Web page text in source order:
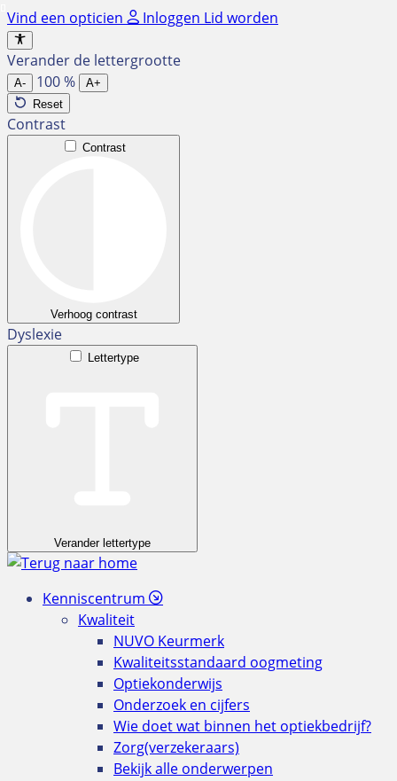
Ga
naar
de
inhoud
Vind een opticien Inloggen Lid worden
Verander de lettergrootte
A- 100%
A+
Reset
Contrast
Contrast
Verhoog contrast
Dyslexie
Lettertype
Verander lettertype
Kenniscentrum
Kwaliteit
NUVO Keurmerk
Kwaliteitsstandaard oogmeting
Optiekonderwijs
Onderzoek en cijfers
Wie doet wat binnen het optiekbedrijf?
Zorg(verzekeraars)
Bekijk alle onderwerpen